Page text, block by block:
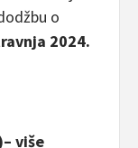
o
2024.
više